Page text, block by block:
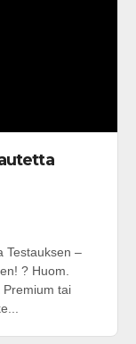
Testauksen –
? Huom.
Premium tai